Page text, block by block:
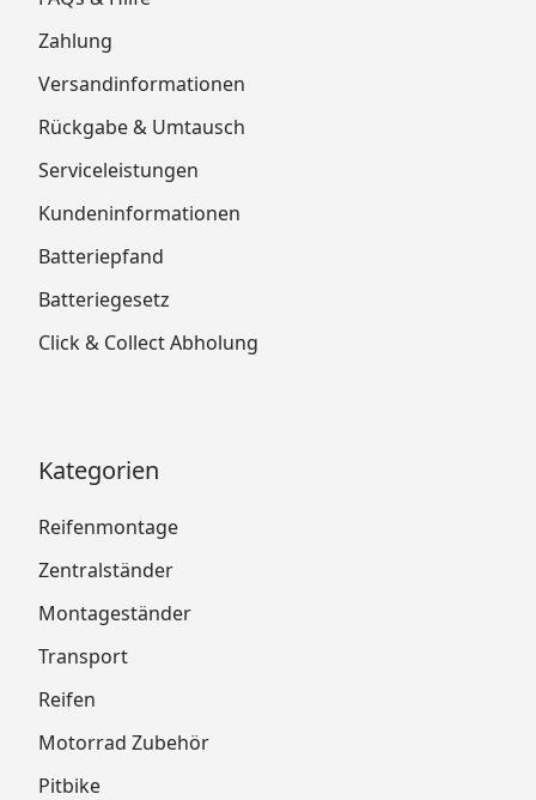
Zahlung
Versandinformationen
Rückgabe & Umtausch
Serviceleistungen
Kundeninformationen
Batteriepfand
Batteriegesetz
Click & Collect Abholung
Kategorien
Reifenmontage
Zentralständer
Montageständer
Transport
Reifen
Motorrad Zubehör
Pitbike